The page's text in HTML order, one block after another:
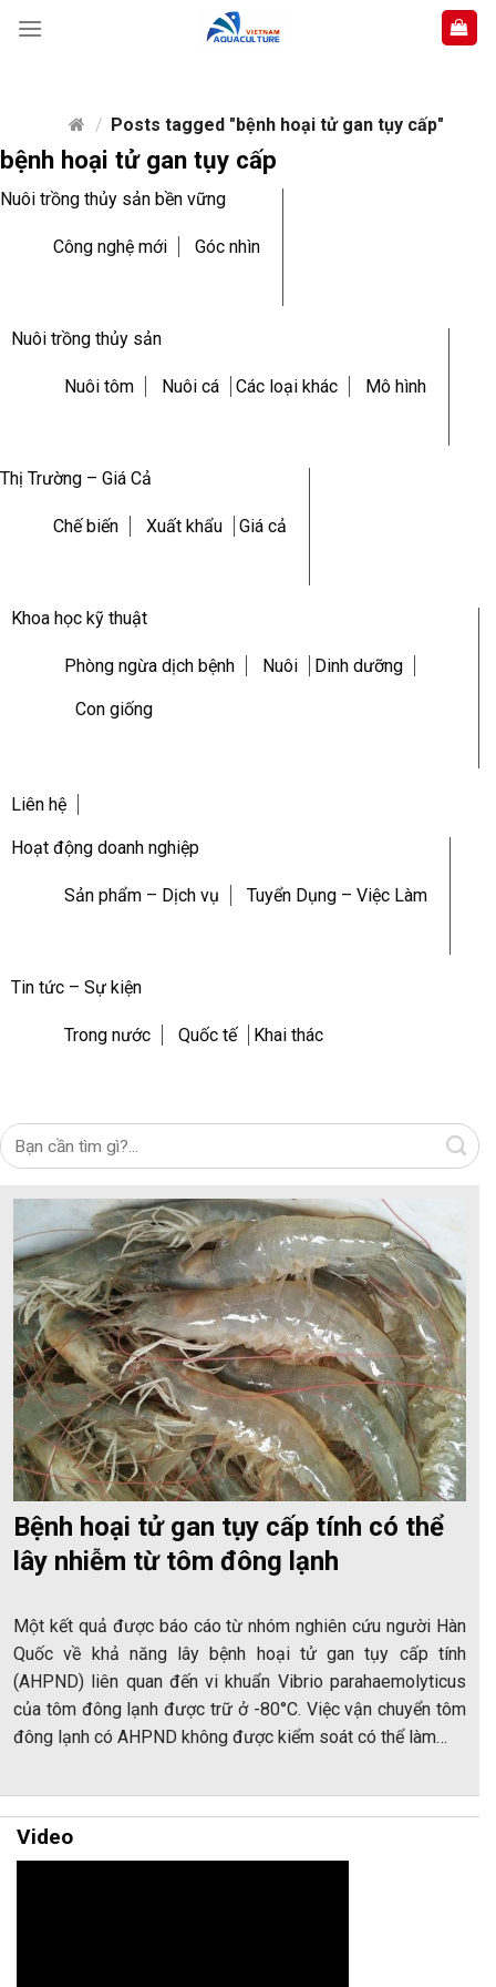
/ Posts tagged "bệnh hoại tử gan tụy cấp"
bệnh hoại tử gan tụy cấp
Nuôi trồng thủy sản bền vững
Công nghệ mới Góc nhìn
Nuôi trồng thủy sản
Nuôi tôm Nuôi cá Các loại khác Mô hình
Thị Trường – Giá Cả
Chế biến Xuất khẩu Giá cả
Khoa học kỹ thuật
Phòng ngừa dịch bệnh Nuôi Dinh dưỡng
Con giống
Liên hệ
Hoạt động doanh nghiệp
Sản phẩm – Dịch vụ Tuyển Dụng – Việc Làm
Tin tức – Sự kiện
Trong nước Quốc tế Khai thác
Bệnh hoại tử gan tụy cấp tính có thể
lây nhiễm từ tôm đông lạnh
Một kết quả được báo cáo từ nhóm nghiên cứu người Hàn
Quốc về khả năng lây bệnh hoại tử gan tụy cấp tính
(AHPND) liên quan đến vi khuẩn Vibrio parahaemolyticus
của tôm đông lạnh được trữ ở -80°C. Việc vận chuyển tôm
đông lạnh có AHPND không được kiểm soát có thể làm…
Video